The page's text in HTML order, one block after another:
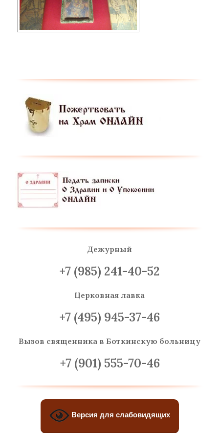
Дежурный
+7 (985) 241-40-52
Церковная лавка
+7 (495) 945-37-46
Вызов священника в Боткинскую больницу
+7 (901) 555-70-46
Версия для слабовидящих